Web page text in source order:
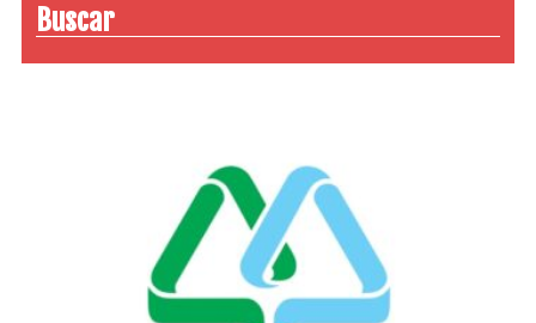
Buscar